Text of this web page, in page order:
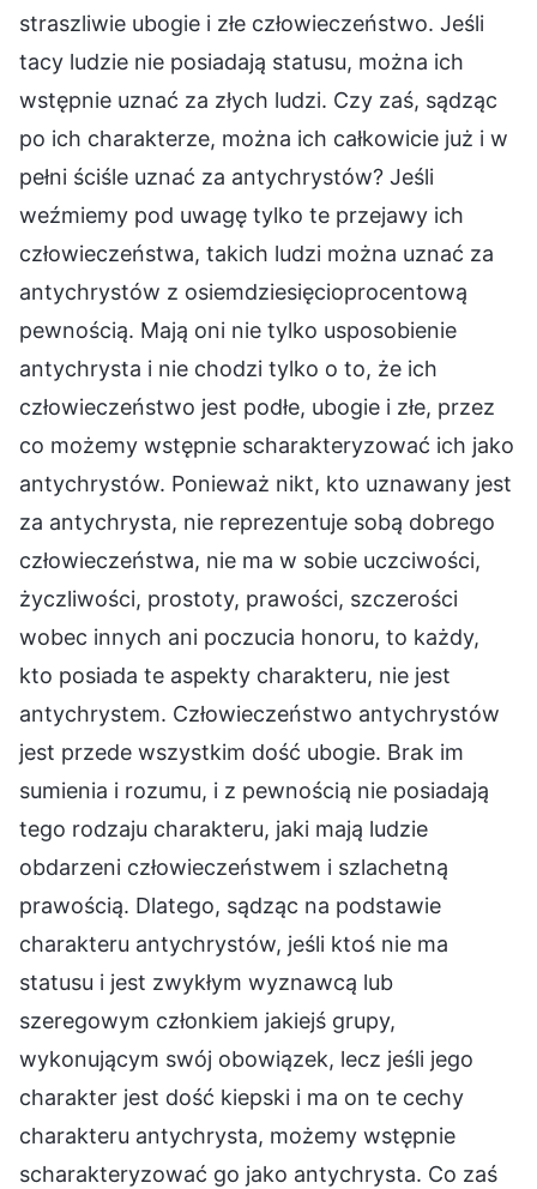
straszliwie ubogie i złe człowieczeństwo. Jeśli
tacy ludzie nie posiadają statusu, można ich
wstępnie uznać za złych ludzi. Czy zaś, sądząc
po ich charakterze, można ich całkowicie już i w
pełni ściśle uznać za antychrystów? Jeśli
weźmiemy pod uwagę tylko te przejawy ich
człowieczeństwa, takich ludzi można uznać za
antychrystów z osiemdziesięcioprocentową
pewnością. Mają oni nie tylko usposobienie
antychrysta i nie chodzi tylko o to, że ich
człowieczeństwo jest podłe, ubogie i złe, przez
co możemy wstępnie scharakteryzować ich jako
antychrystów. Ponieważ nikt, kto uznawany jest
za antychrysta, nie reprezentuje sobą dobrego
człowieczeństwa, nie ma w sobie uczciwości,
życzliwości, prostoty, prawości, szczerości
wobec innych ani poczucia honoru, to każdy,
kto posiada te aspekty charakteru, nie jest
antychrystem. Człowieczeństwo antychrystów
jest przede wszystkim dość ubogie. Brak im
sumienia i rozumu, i z pewnością nie posiadają
tego rodzaju charakteru, jaki mają ludzie
obdarzeni człowieczeństwem i szlachetną
prawością. Dlatego, sądząc na podstawie
charakteru antychrystów, jeśli ktoś nie ma
statusu i jest zwykłym wyznawcą lub
szeregowym członkiem jakiejś grupy,
wykonującym swój obowiązek, lecz jeśli jego
charakter jest dość kiepski i ma on te cechy
charakteru antychrysta, możemy wstępnie
scharakteryzować go jako antychrysta. Co zaś